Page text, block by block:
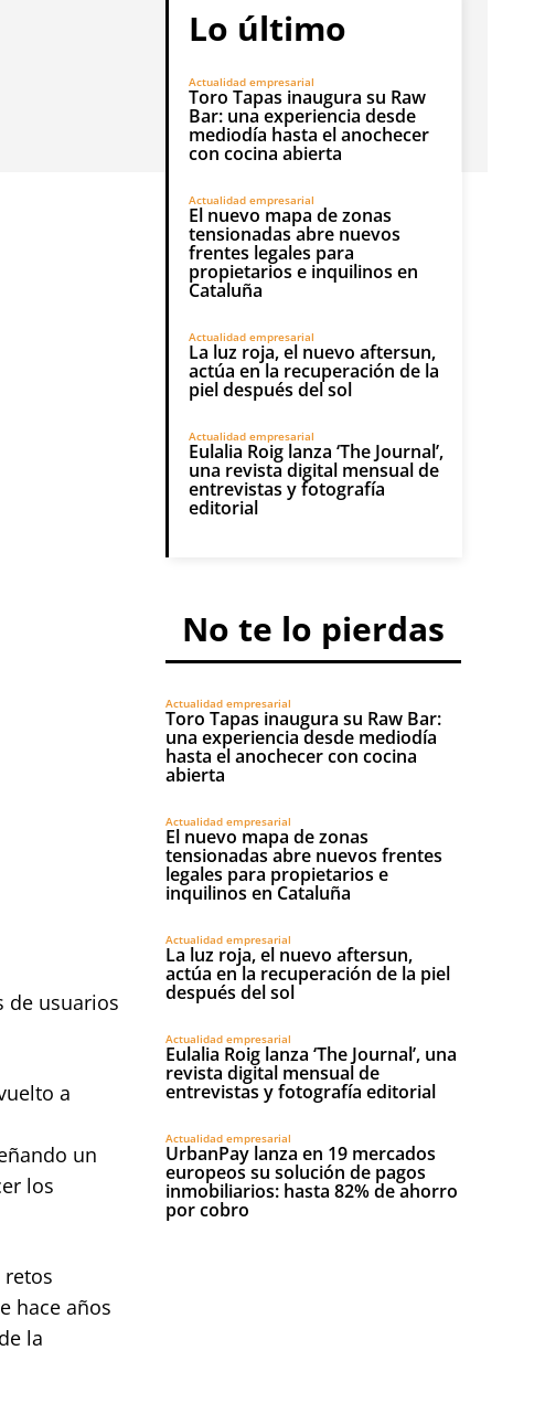
de usuarios
a
un
los
hace años
la
Lo último
Actualidad empresarial
Toro Tapas inaugura su Raw
Bar: una experiencia desde
mediodía hasta el anochecer
con cocina abierta
Actualidad empresarial
El nuevo mapa de zonas
tensionadas abre nuevos
frentes legales para
propietarios e inquilinos en
Cataluña
Actualidad empresarial
La luz roja, el nuevo aftersun,
actúa en la recuperación de la
piel después del sol
Actualidad empresarial
Eulalia Roig lanza ‘The Journal’,
una revista digital mensual de
entrevistas y fotografía
editorial
No te lo pierdas
Actualidad empresarial
Toro Tapas inaugura su Raw Bar:
una experiencia desde mediodía
hasta el anochecer con cocina
abierta
Actualidad empresarial
El nuevo mapa de zonas
tensionadas abre nuevos frentes
legales para propietarios e
inquilinos en Cataluña
Actualidad empresarial
La luz roja, el nuevo aftersun,
actúa en la recuperación de la piel
después del sol
Actualidad empresarial
Eulalia Roig lanza ‘The Journal’, una
revista digital mensual de
entrevistas y fotografía editorial
Actualidad empresarial
UrbanPay lanza en 19 mercados
europeos su solución de pagos
inmobiliarios: hasta 82% de ahorro
por cobro